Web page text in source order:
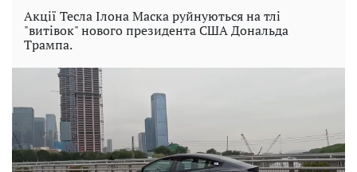
Акції Тесла Ілона Маска руйнуються на тлі
"витівок" нового президента США Дональда
Трампа.